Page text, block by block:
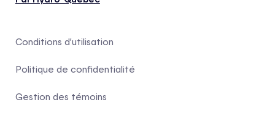
Conditions d’utilisation
Politique de confidentialité
Gestion des témoins